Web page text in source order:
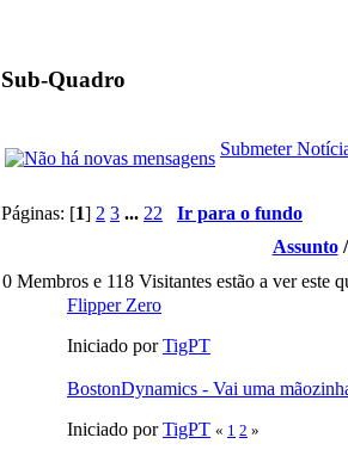
Sub-Quadro
Submeter
Páginas: [1] 2 3 ... 22
Ir para o fundo
Assunto/
0 Membros e 118 Visitantes estão a ver este
Flipper Zero
Iniciado porTigPT
BostonDynamics - Vai uma
Iniciado porTigPT « 1 2 »